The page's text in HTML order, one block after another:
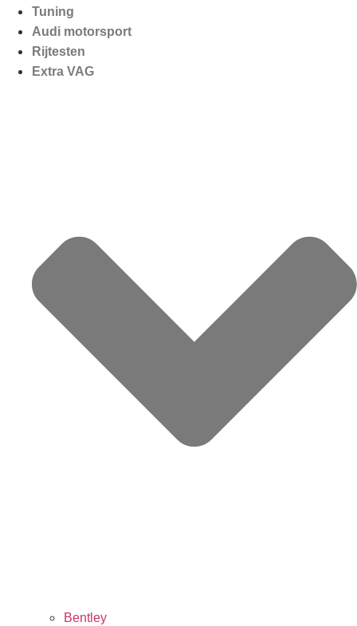
Tuning
Audi motorsport
Rijtesten
Extra VAG
Bentley